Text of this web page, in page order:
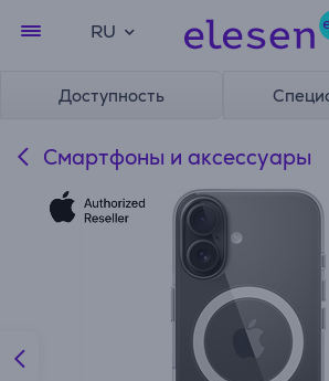
RU
Доступность
Смартфоны и аксессуары